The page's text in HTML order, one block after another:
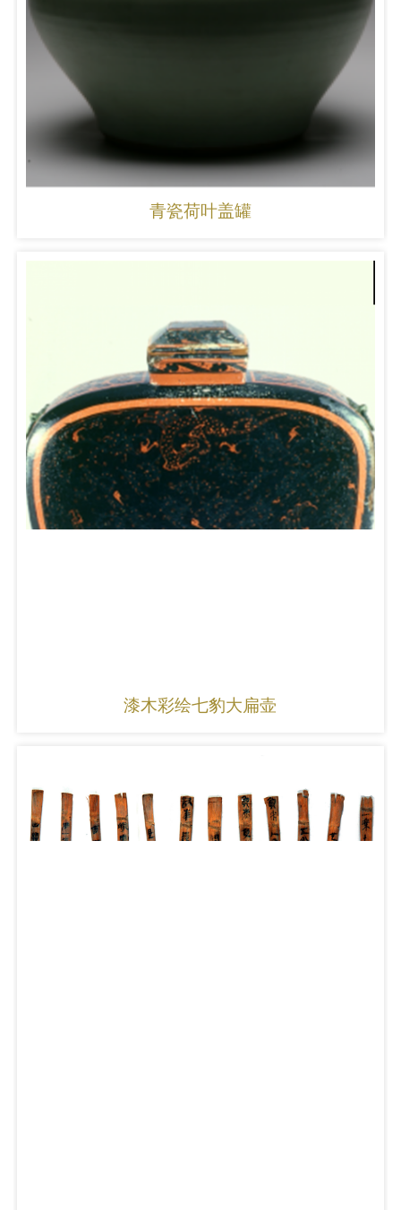
青瓷荷叶盖罐
漆木彩绘七豹大扁壶